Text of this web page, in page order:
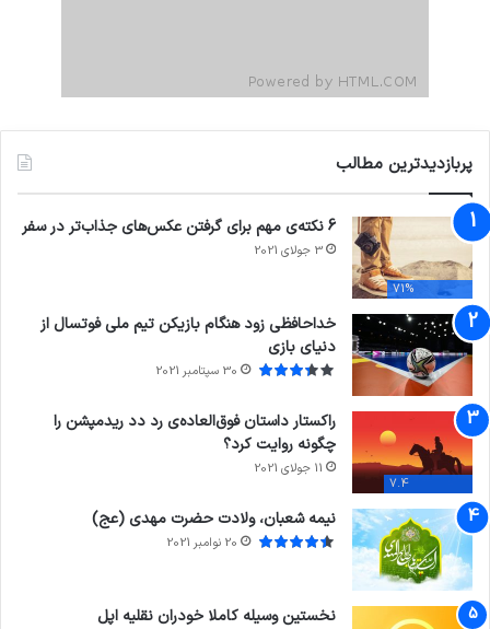
پربازدیدترین مطالب
71%
6 نکته‌ی مهم برای گرفتن عکس‌های جذاب‌تر در سفر
3 جولای 2021
خداحافظی زود هنگام بازیکن تیم ملی فوتسال از
دنیای بازی
30 سپتامبر 2021
7.4
راکستار داستان فوق‌العاده‌ی رد دد ریدمپشن را
چگونه روایت کرد؟
11 جولای 2021
نیمه شعبان، ولادت حضرت مهدی (عج)
20 نوامبر 2021
نخستین وسیله کاملا خودران نقلیه اپل